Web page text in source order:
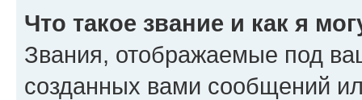
Что такое звание и как я
Звания, отображаемые под
созданных вами сообщений